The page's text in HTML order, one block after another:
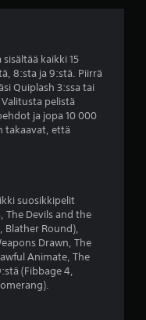
h
t
v
i
i
kaikki 15
8:sta ja 9:stä. Piirrä
Quiplash 3:ssa tai
pelistä
ja jopa 10 000
takaavat, että
suosikkipelit
The Devils and the
Blather Round),
Drawn, The
Animate, The
(Fibbage 4,